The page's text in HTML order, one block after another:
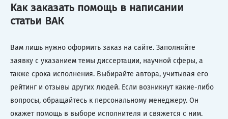
Как заказать помощь в написании
статьи ВАК
Вам лишь нужно оформить заказ на сайте. Заполняйте
заявку с указанием темы диссертации, научной сферы, а
также срока исполнения. Выбирайте автора, учитывая его
рейтинг и отзывы других людей. Если возникнут какие-либо
вопросы, обращайтесь к персональному менеджеру. Он
окажет помощь в выборе исполнителя и свяжется с ним.